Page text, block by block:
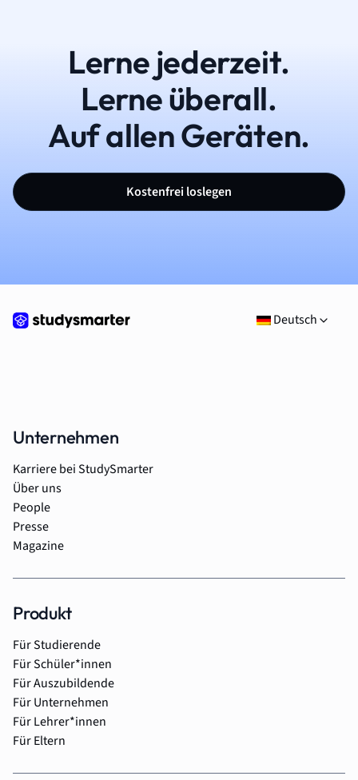
Lerne jederzeit.
Lerne überall.
Auf allen Geräten.
Kostenfrei loslegen
Deutsch
Unternehmen
Karriere bei StudySmarter
Über uns
People
Presse
Magazine
Produkt
Für Studierende
Für Schüler*innen
Für Auszubildende
Für Unternehmen
Für Lehrer*innen
Für Eltern